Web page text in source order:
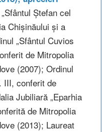
Ștefan cel
Chișinăului și a
„Sfântul Cuvios
de Mitropolia
(2007); Ordinul
III, conferit de
Jubiliară „Eparhia
de Mitropolia
(2013); Laureat